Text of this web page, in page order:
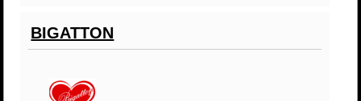
BIGATTON